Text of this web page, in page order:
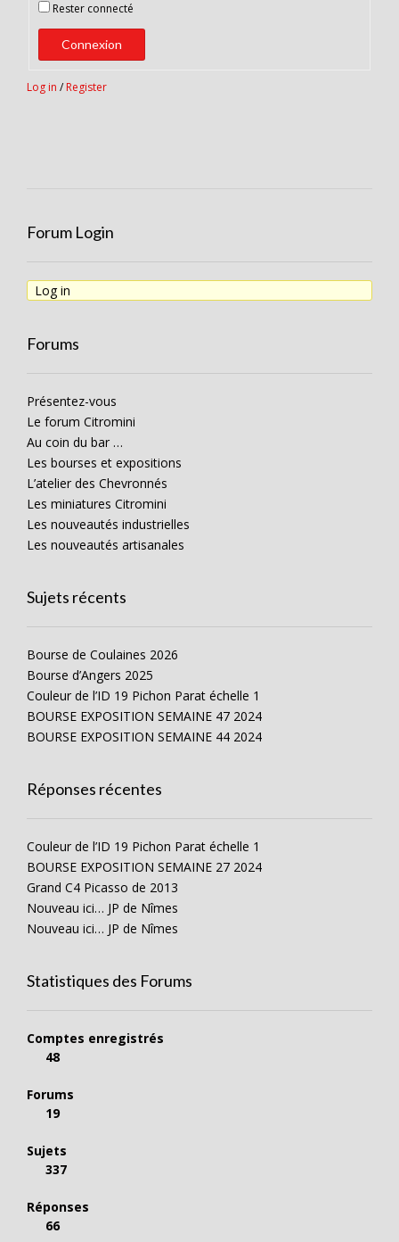
Rester connecté
Connexion
Log in / Register
Forum Login
Log in
Forums
Présentez-vous
Le forum Citromini
Au coin du bar …
Les bourses et expositions
L’atelier des Chevronnés
Les miniatures Citromini
Les nouveautés industrielles
Les nouveautés artisanales
Sujets récents
Bourse de Coulaines 2026
Bourse d’Angers 2025
Couleur de l’ID 19 Pichon Parat échelle 1
BOURSE EXPOSITION SEMAINE 47 2024
BOURSE EXPOSITION SEMAINE 44 2024
Réponses récentes
Couleur de l’ID 19 Pichon Parat échelle 1
BOURSE EXPOSITION SEMAINE 27 2024
Grand C4 Picasso de 2013
Nouveau ici… JP de Nîmes
Nouveau ici… JP de Nîmes
Statistiques des Forums
Comptes enregistrés
48
Forums
19
Sujets
337
Réponses
66